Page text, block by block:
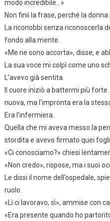
modo incredibile…»
Non finii la frase, perché la donna
La riconobbi senza riconoscerla
fondo alla mente.
«Me ne sono accorta», disse, e
La sua voce mi colpì come uno
L’avevo già sentita.
Il cuore iniziò a battermi più
nuova, ma l’impronta era la
Era l’infermiera.
Quella che mi aveva messo la
stordita e avevo firmato quei
«Ci conosciamo?» chiesi
«Non credo», rispose, ma i suoi
Le dissi il nome dell’ospedale,
ruolo.
«Lì ci lavoravo, sì», ammise con
«Era presente quando ho